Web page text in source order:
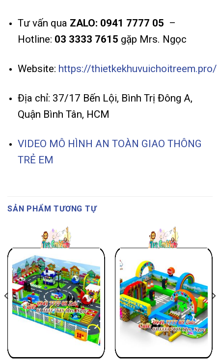
Tư vấn qua ZALO: 0941 7777 05 –
Hotline: 03 3333 7615 gặp Mrs. Ngọc
Website: https://thietkekhuvuichoitreem.pro/
Địa chỉ: 37/17 Bến Lội, Bình Trị Đông A,
Quận Bình Tân, HCM
VIDEO MÔ HÌNH AN TOÀN GIAO THÔNG
TRẺ EM
SẢN PHẨM TƯƠNG TỰ